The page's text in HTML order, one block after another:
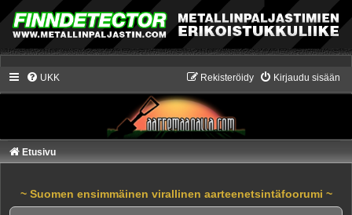
UKK Kirjaudu sisään
Rekisteröidy
Etusivu
~ Suomen ensimmäinen virallinen aarteenetsintäfoorumi ~